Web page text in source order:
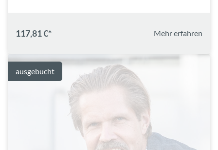
117,81 €* Mehr erfahren
ausgebucht